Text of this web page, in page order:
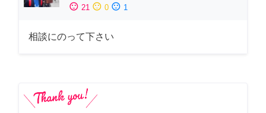
sentiment_satisfied 21 sentiment_neutral 0 sentiment_dissatisfied 1
相談にのって下さい